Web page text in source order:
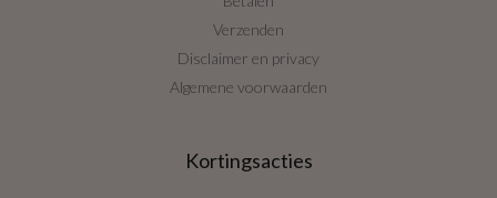
Verzenden
Disclaimer en privacy
Algemene voorwaarden
Kortingsacties